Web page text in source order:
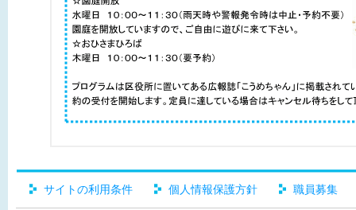
サイトの利用条件 個人情報保護方針 職員募集